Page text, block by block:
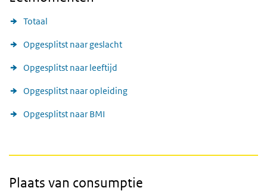
Totaal
Opgesplitst naar geslacht
Opgesplitst naar leeftijd
Opgesplitst naar opleiding
Opgesplitst naar BMI
Plaats van consumptie